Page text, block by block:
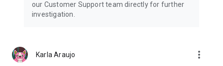
our Customer Support team directly for further
investigation.
Karla Araujo more_vert